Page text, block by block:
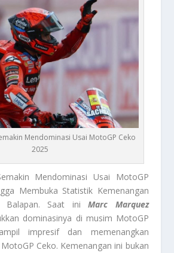
Mendominasi Usai MotoGP Ceko
2025
Mendominasi Usai MotoGP
Membuka Statistik Kemenangan
Balapan. Saat iniMarc Marquez
dominasinya di musim MotoGP
impresif dan memenangkan
Ceko. Kemenangan ini bukan